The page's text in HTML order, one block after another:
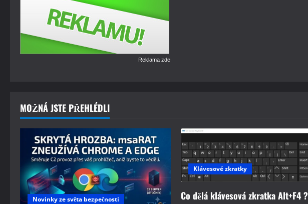
Reklama zde
MOŽNÁ JSTE PŘEHLÉDLI
Novinky ze světa bezpečnosti
Klávesové zkratky
Co dělá klávesová zkratka Alt+F4 ?